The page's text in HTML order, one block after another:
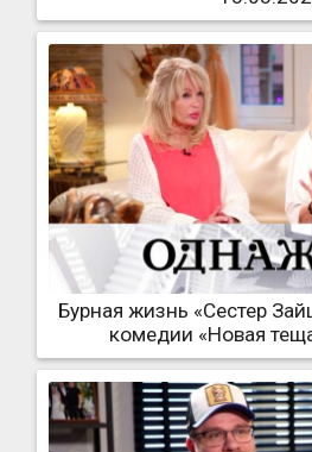
Бурная жизнь «Сестер
комедии «Новая